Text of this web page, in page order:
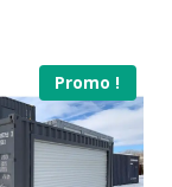
Promo !